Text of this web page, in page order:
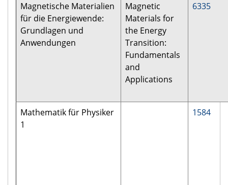
Magnetische Materialien
für die Energiewende:
Grundlagen und
Anwendungen
Magnetic
Materials for
the Energy
Transition:
Fundamentals
and
Applications
6335
Mathematik für Physiker
1
1584